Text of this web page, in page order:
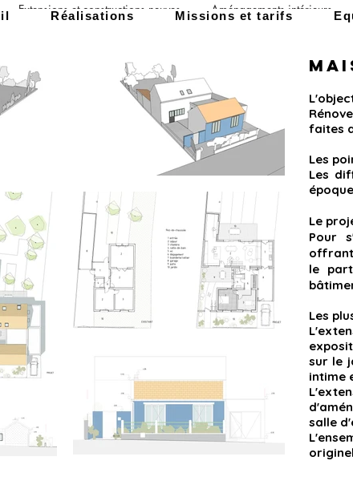
Réalisations Missions et tarifs
Extensions et constructions neuves Aménagements intérieurs
M
faites
Les
Les
Le
Pour
offrant
le
Les
sur le
intime
salle